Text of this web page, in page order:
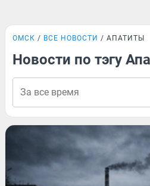
ОМСК ВСЕ НОВОСТИ АПАТИТЫ
Новости по тэгу